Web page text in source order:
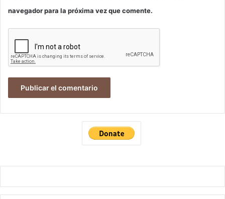
navegador para la próxima vez que comente.